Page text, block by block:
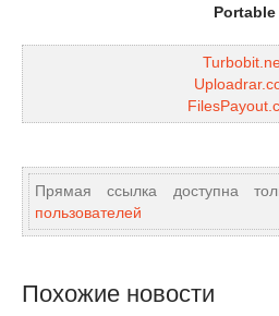
Portable
Прямая ссылка доступна
пользователей
Похожие новости